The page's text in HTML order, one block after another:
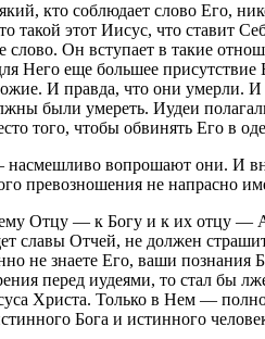
кто соблюдает слово Его,
такой этот Иисус, что ставит
слово. Он вступает в такие
Него еще большее
И правда, что они умерли. И
были умереть. Иудеи
того, чтобы обвинять Его в
вопрошают они. И
превозношения не напрасно
Отцу — к Богу и к их отцу —
славы Отчей, не должен
не знаете Его, ваши
перед иудеями, то стал бы
Христа. Только в Нем —
Бога и истинного